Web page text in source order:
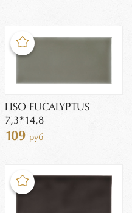
LISO EUCALYPTUS
7,3*14,8
109 руб